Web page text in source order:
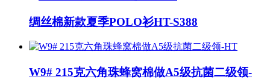
绸丝棉新款夏季POLO衫HT-S388
W9# 215克六角珠蜂窝棉做A5级抗菌二级领-